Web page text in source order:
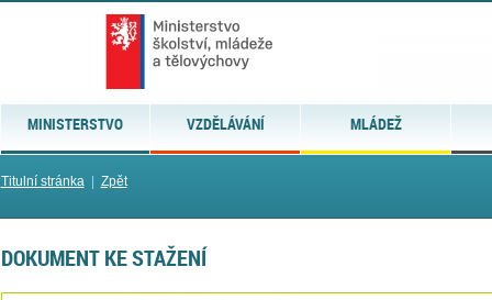
MINISTERSTVO VZDĚLÁVÁNÍ MLÁDEŽ
Titulní stránka| Zpět
DOKUMENT KE STAŽENÍ